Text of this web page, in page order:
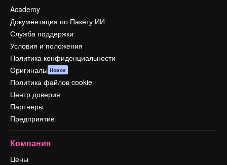
Academy
Документация по Пакету ИИ
Служба поддержки
Условия и положения
Политика конфиденциальности
Оригиналы Новое
Политика файлов cookie
Центр доверия
Партнеры
Предприятие
Компания
Цены